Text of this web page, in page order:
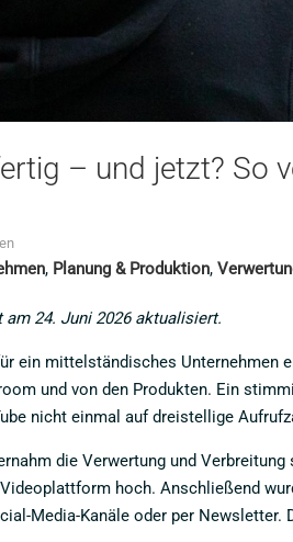
– und jetzt? So
, Planung & Produktion,
24. Juni 2026 aktualisiert.
ein mittelständisches Unternehmen
und von den Produkten. Ein
nicht einmal auf dreistellige
die Verwertung und
hoch. Anschließend
Media-Kanäle oder per Newsletter.